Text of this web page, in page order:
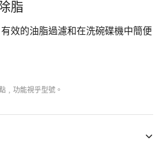
脂
效的油脂過濾和在洗碗碟機中簡便
﹐功能視乎型號。